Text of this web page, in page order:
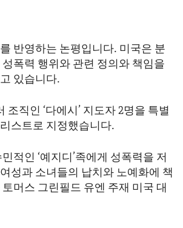
HEALTH
반영하는 논평입니다. 미국은 분
폭력 행위와 관련 정의와 책임을
있습니다.
조직인 ‘다에시’ 지도자 2명을 특별
스트로 지정했습니다.
적인 ‘예지디’족에게 성폭력을 저
성과 소녀들의 납치와 노예화에 책
머스 그린필드 유엔 주재 미국 대